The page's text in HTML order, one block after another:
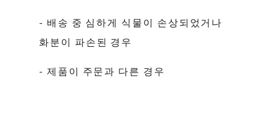
- 배송 중 심하게 식물이 손상되었거나
화분이 파손된 경우
- 제품이 주문과 다른 경우